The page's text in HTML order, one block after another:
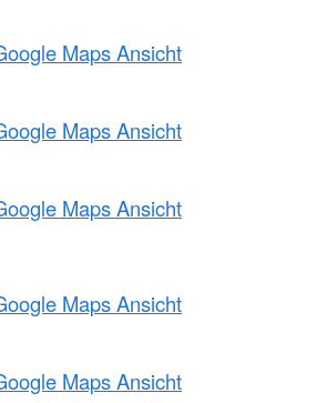
Maps Ansicht
Maps Ansicht
Maps Ansicht
Maps Ansicht
Maps Ansicht